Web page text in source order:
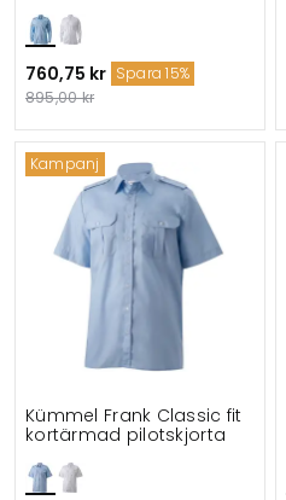
760,75 kr Spara 15%
895,00 kr
Kampanj
Kümmel Frank Classic fit
kortärmad pilotskjorta